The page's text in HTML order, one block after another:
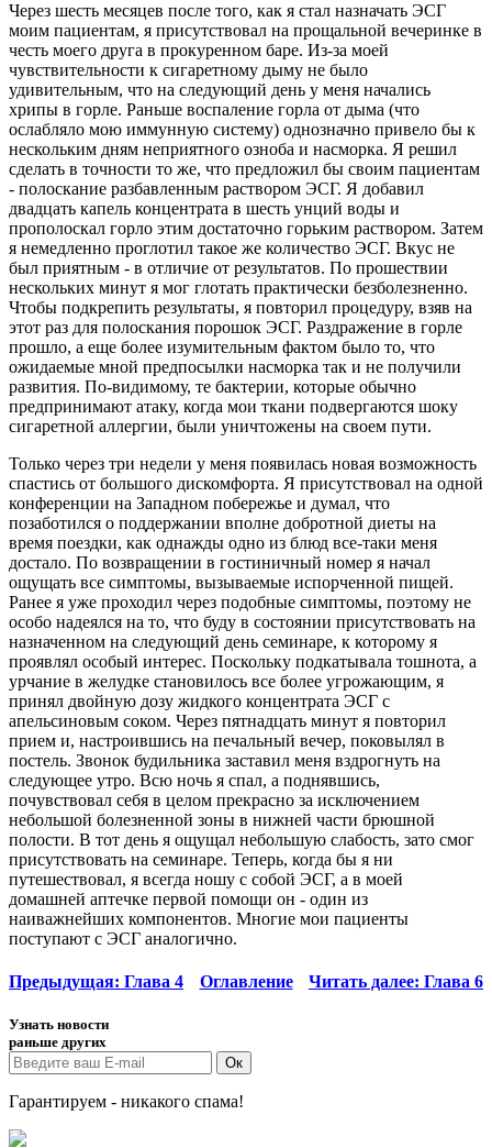
Через шесть месяцев после того, как я стал назначать ЭСГ
моим пациентам, я присутствовал на прощальной вечеринке в
честь моего друга в прокуренном баре. Из-за моей
чувствительности к сигаретному дыму не было
удивительным, что на следующий день у меня начались
хрипы в горле. Раньше воспаление горла от дыма (что
ослабляло мою иммунную систему) однозначно привело бы к
нескольким дням неприятного озноба и насморка. Я решил
сделать в точности то же, что предложил бы своим пациентам
- полоскание разбавленным раствором ЭСГ. Я добавил
двадцать капель концентрата в шесть унций воды и
прополоскал горло этим достаточно горьким раствором. Затем
я немедленно проглотил такое же количество ЭСГ. Вкус не
был приятным - в отличие от результатов. По прошествии
нескольких минут я мог глотать практически безболезненно.
Чтобы подкрепить результаты, я повторил процедуру, взяв на
этот раз для полоскания порошок ЭСГ. Раздражение в горле
прошло, а еще более изумительным фактом было то, что
ожидаемые мной предпосылки насморка так и не получили
развития. По-видимому, те бактерии, которые обычно
предпринимают атаку, когда мои ткани подвергаются шоку
сигаретной аллергии, были уничтожены на своем пути.
Только через три недели у меня появилась новая возможность
спастись от большого дискомфорта. Я присутствовал на одной
конференции на Западном побережье и думал, что
позаботился о поддержании вполне добротной диеты на
время поездки, как однажды одно из блюд все-таки меня
достало. По возвращении в гостиничный номер я начал
ощущать все симптомы, вызываемые испорченной пищей.
Ранее я уже проходил через подобные симптомы, поэтому не
особо надеялся на то, что буду в состоянии присутствовать на
назначенном на следующий день семинаре, к которому я
проявлял особый интерес. Поскольку подкатывала тошнота, а
урчание в желудке становилось все более угрожающим, я
принял двойную дозу жидкого концентрата ЭСГ с
апельсиновым соком. Через пятнадцать минут я повторил
прием и, настроившись на печальный вечер, поковылял в
постель. Звонок будильника заставил меня вздрогнуть на
следующее утро. Всю ночь я спал, а поднявшись,
почувствовал себя в целом прекрасно за исключением
небольшой болезненной зоны в нижней части брюшной
полости. В тот день я ощущал небольшую слабость, зато смог
присутствовать на семинаре. Теперь, когда бы я ни
путешествовал, я всегда ношу с собой ЭСГ, а в моей
домашней аптечке первой помощи он - один из
наиважнейших компонентов. Многие мои пациенты
поступают с ЭСГ аналогично.
Предыдущая: Глава 4 Оглавление Читать далее: Глава 6
Узнать новости
раньше других
Гарантируем - никакого спама!